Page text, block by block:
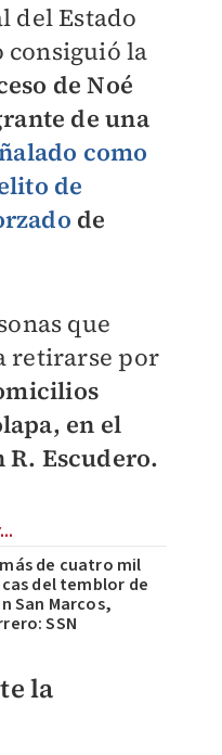
del Estado
consiguió la
de Noé
de una
como
de
de
que
retirarse por
en el
Escudero.
de cuatro mil
del temblor de
San Marcos,
SSN
la